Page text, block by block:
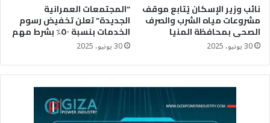
نائب وزير الإسكان يُتابع موقف
مشروعات مياه الشرب والصرف
الصحى بمحافظة المنيا
30 يونيو، 2025
“المجتمعات العمرانية
الجديدة” تعلن تخفيض رسوم
الخدمات بنسبة ٥٠٪؜ بشرط مهم
30 يونيو، 2025